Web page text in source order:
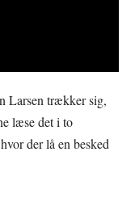
Larsen trækker sig,
læse det i to
der lå en besked